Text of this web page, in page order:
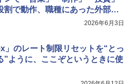
割で動作、職種にあった外部ツ
2026年6月3日
」のレート制限リセットを“とっ
”ように、ここぞというときに使